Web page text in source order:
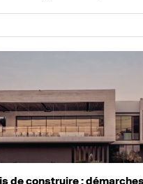
de construire :